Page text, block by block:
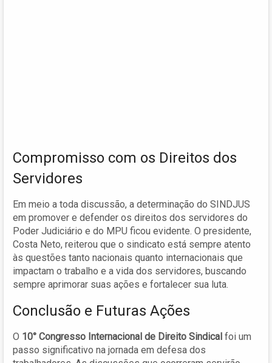
Compromisso com os Direitos dos
Servidores
Em meio a toda discussão, a determinação do SINDJUS
em promover e defender os direitos dos servidores do
Poder Judiciário e do MPU ficou evidente. O presidente,
Costa Neto, reiterou que o sindicato está sempre atento
às questões tanto nacionais quanto internacionais que
impactam o trabalho e a vida dos servidores, buscando
sempre aprimorar suas ações e fortalecer sua luta.
Conclusão e Futuras Ações
O 10° Congresso Internacional de Direito Sindical foi um
passo significativo na jornada em defesa dos